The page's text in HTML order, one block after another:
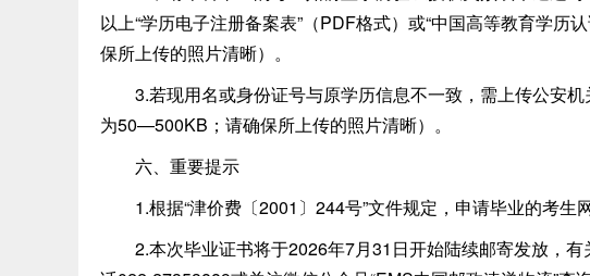
以上“学历电子注册备案表”（PDF格式）或“中国高等教育学
保所上传的照片清晰）。
3.若现用名或身份证号与原学历信息不一致，需上传公安机
为50—500KB；请确保所上传的照片清晰）。
六、重要提示
1.根据“津价费〔2001〕244号”文件规定，申请毕业的考生
2.本次毕业证书将于2026年7月31日开始陆续邮寄发放，有